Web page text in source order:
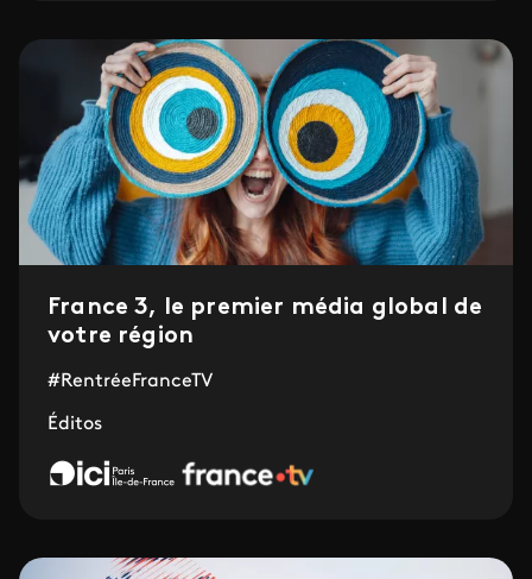
France 3, le premier média global de
votre région
#RentréeFranceTV
Éditos